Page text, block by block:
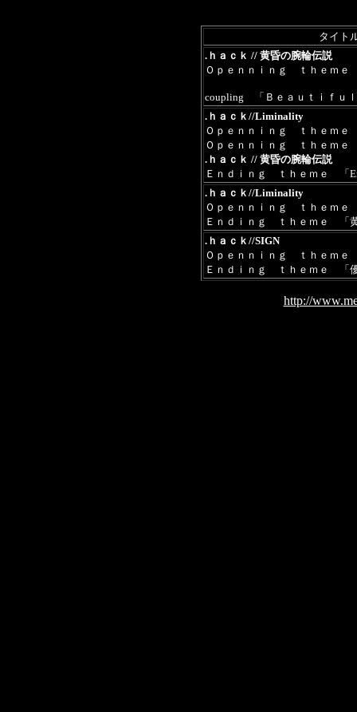
タイト
.ｈａｃｋ // 黄昏の腕輪伝説
Ｏｐｅｎｎｉｎｇ
ｔｈｅｍ
coupling 「Ｂｅａｕｔｉｆｕ
.ｈａｃｋ//Liminality
Ｏｐｅｎｎｉｎｇ ｔｈｅｍｅ
Ｏｐｅｎｎｉｎｇ ｔｈｅｍｅ
.ｈａｃｋ // 黄昏の腕輪伝説
Ｅｎｄｉｎｇ ｔｈｅｍｅ 「
.ｈａｃｋ//Liminality
Ｏｐｅｎｎｉｎｇ ｔｈｅｍｅ
Ｅｎｄｉｎｇ ｔｈｅｍｅ 「
.ｈａｃｋ//SIGN
Ｏｐｅｎｎｉｎｇ ｔｈｅｍｅ
Ｅｎｄｉｎｇ ｔｈｅｍｅ 「
http://